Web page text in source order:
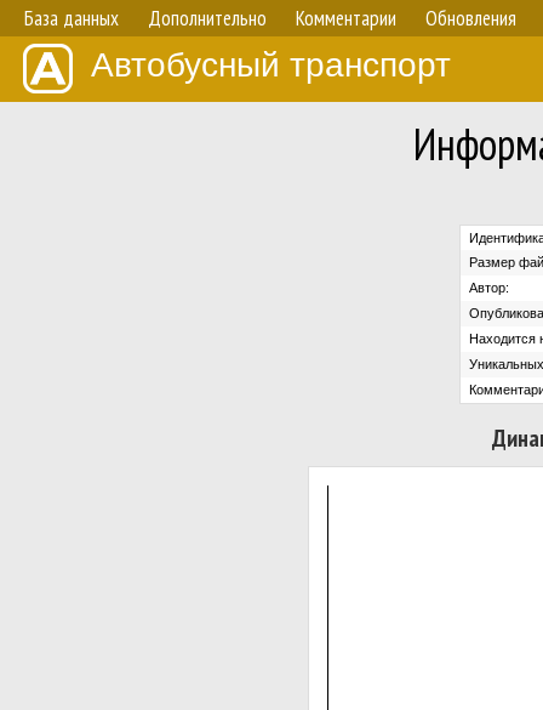
База данных Дополнительно Комментарии Обновления
Автобусный транспорт
Размер
Автор:
Находится